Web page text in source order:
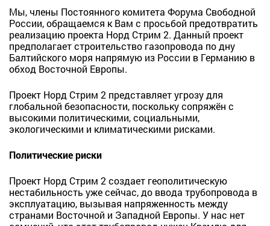
Мы, члены Постоянного комитета Форума Свободной
России, обращаемся к Вам с просьбой предотвратить
реализацию проекта Норд Стрим 2. Данный проект
предполагает строительство газопровода по дну
Балтийского моря напрямую из России в Германию в
обход Восточной Европы.
Проект Норд Стрим 2 представляет угрозу для
глобальной безопасности, поскольку сопряжён с
высокими политическими, социальными,
экологическими и климатическими рисками.
Политические риски
Проект Норд Стрим 2 создает геополитическую
нестабильность уже сейчас,до ввода трубопровода в
эксплуатацию, вызывая напряженность между
странами Восточной и Западной Европы. У нас нет